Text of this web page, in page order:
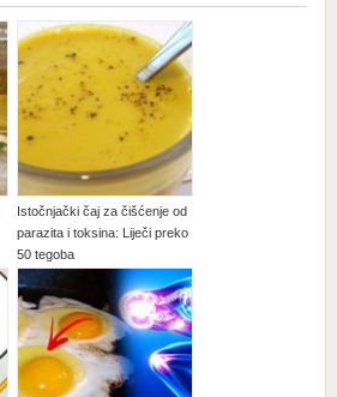
Istočnjački čaj za čišćenje od
parazita i toksina: Liječi preko
50 tegoba